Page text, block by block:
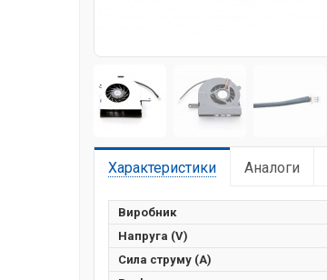
Характеристики Аналоги
Виробник
Напруга (V)
Сила струму (А)